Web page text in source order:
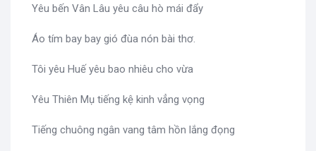
Yêu bến Vân Lâu yêu câu hò mái đẩy
Áo tím bay bay gió đùa nón bài thơ.
Tôi yêu Huế yêu bao nhiêu cho vừa
Yêu Thiên Mụ tiếng kệ kinh vẳng vọng
Tiếng chuông ngân vang tâm hồn lắng đọng